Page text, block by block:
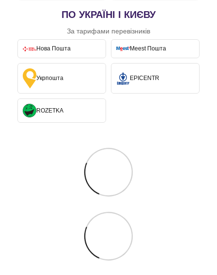
ПО УКРАЇНІ І КИЄВУ
За тарифами перевізників
Нова Пошта Meest Пошта
Укрпошта EPICENTR
ROZETKA